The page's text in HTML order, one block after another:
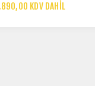
KDV DAHIL